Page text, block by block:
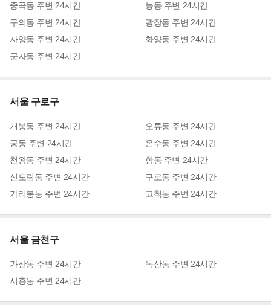
중곡동 주변 24시간 능동 주변 24시간
구의동 주변 24시간 광장동 주변 24시간
자양동 주변 24시간 화양동 주변 24시간
군자동 주변 24시간
서울 구로구
개봉동 주변 24시간 오류동 주변 24시간
궁동 주변 24시간 온수동 주변 24시간
천왕동 주변 24시간 항동 주변 24시간
신도림동 주변 24시간 구로동 주변 24시간
가리봉동 주변 24시간 고척동 주변 24시간
서울 금천구
가산동 주변 24시간 독산동 주변 24시간
시흥동 주변 24시간